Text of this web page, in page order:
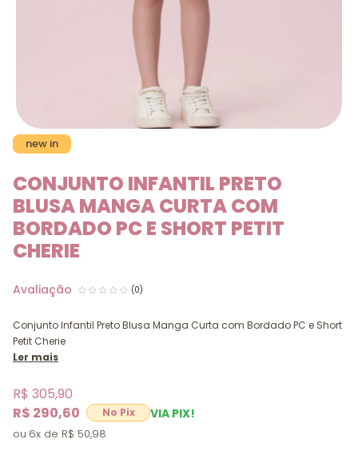
new in
CONJUNTO INFANTIL PRETO
BLUSA MANGA CURTA COM
BORDADO PC E SHORT PETIT
CHERIE
(0)
Conjunto Infantil Preto Blusa Manga Curta com Bordado PC e Short
Petit Cherie
Ler mais
R$ 290,60 VIA PIX!
R$ 305,90
6x R$ 50,98